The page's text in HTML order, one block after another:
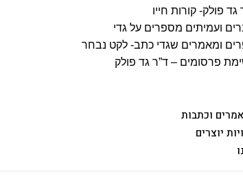
גד פולק- קורות חייו
ועמיתים מספרים על גדי
ומאמרים שגדי כתב- לקט נבחר
פרסומים – ד”ר גד פולק
וכתבות
יוצרים